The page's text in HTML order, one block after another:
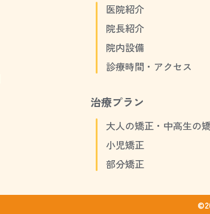
医院紹介
院長紹介
院内設備
診療時間・アクセス
治療プラン
大人の矯正・中高生の
小児矯正
部分矯正